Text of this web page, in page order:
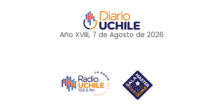
Año XVIII, 7 de Agosto de 2026